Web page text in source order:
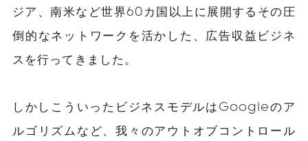
ジア、南米など世界60カ国以上に展開するその圧
倒的なネットワークを活かした、広告収益ビジネ
スを行ってきました。
しかしこういったビジネスモデルはGoogleのア
ルゴリズムなど、我々のアウトオブコントロール